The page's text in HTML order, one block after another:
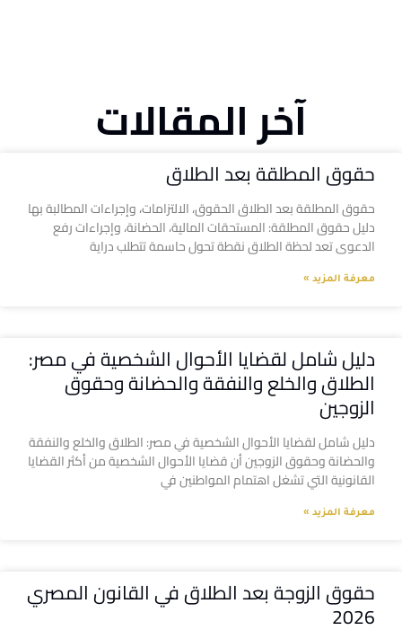
آخر المقالات
حقوق المطلقة بعد الطلاق
حقوق المطلقة بعد الطلاق الحقوق، الالتزامات، وإجراءات المطالبة بها
دليل حقوق المطلقة: المستحقات المالية، الحضانة، وإجراءات رفع
الدعوى تعد لحظة الطلاق نقطة تحول حاسمة تتطلب دراية
معرفة المزيد »
دليل شامل لقضايا الأحوال الشخصية في مصر:
الطلاق والخلع والنفقة والحضانة وحقوق
الزوجين
دليل شامل لقضايا الأحوال الشخصية في مصر: الطلاق والخلع والنفقة
والحضانة وحقوق الزوجين أن قضايا الأحوال الشخصية من أكثر القضايا
القانونية التي تشغل اهتمام المواطنين في
معرفة المزيد »
حقوق الزوجة بعد الطلاق في القانون المصري
2026